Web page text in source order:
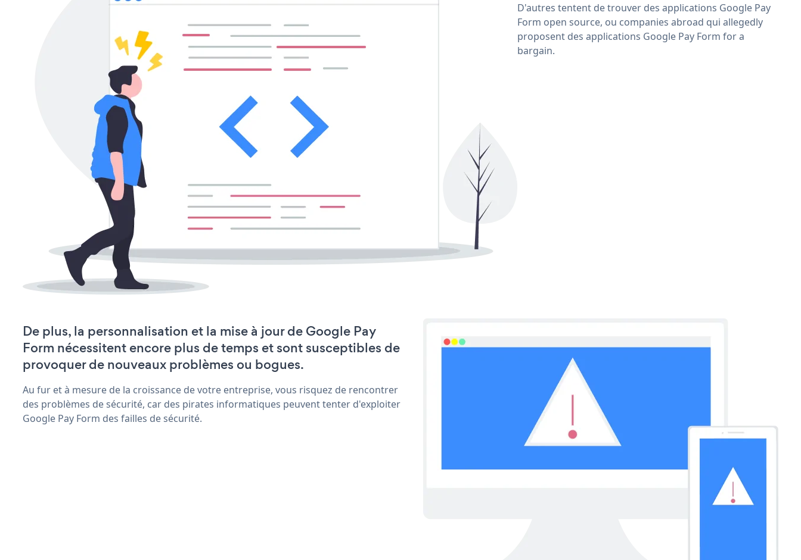
D'autres tentent de trouver des applications Google Pay
Form open source, ou companies abroad qui allegedly
proposent des applications Google Pay Form for a
bargain.
De plus, la personnalisation et la mise à jour de Google Pay
Form nécessitent encore plus de temps et sont susceptibles de
provoquer de nouveaux problèmes ou bogues.
Au fur et à mesure de la croissance de votre entreprise, vous risquez de rencontrer
des problèmes de sécurité, car des pirates informatiques peuvent tenter d'exploiter
Google Pay Form des failles de sécurité.